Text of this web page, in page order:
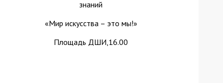
знаний
«Мир искусства – это мы!»
Площадь ДШИ,16.00